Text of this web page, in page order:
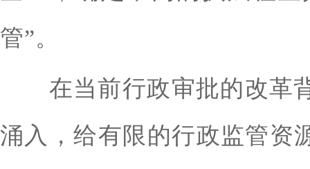
管”。
在当前行政审批的改革背
涌入，给有限的行政监管资